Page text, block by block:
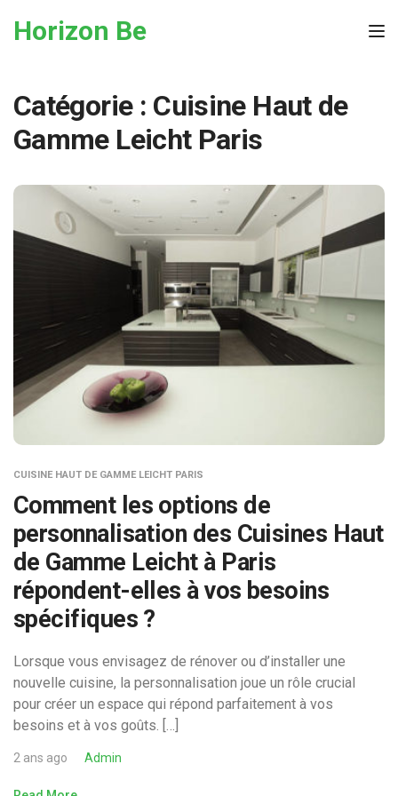
Horizon Be
Catégorie : Cuisine Haut de
Gamme Leicht Paris
CUISINE HAUT DE GAMME LEICHT PARIS
Comment les options de
personnalisation des Cuisines Haut
de Gamme Leicht à Paris
répondent-elles à vos besoins
spécifiques ?
Lorsque vous envisagez de rénover ou d’installer une
nouvelle cuisine, la personnalisation joue un rôle crucial
pour créer un espace qui répond parfaitement à vos
besoins et à vos goûts. […]
2 ans ago Admin